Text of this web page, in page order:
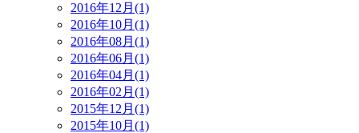
2016年12月(1)
2016年10月(1)
2016年08月(1)
2016年06月(1)
2016年04月(1)
2016年02月(1)
2015年12月(1)
2015年10月(1)